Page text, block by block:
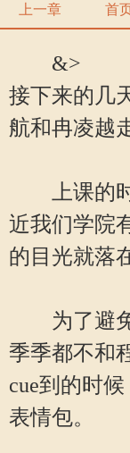
上一章 首
&>
接下来的几
航和冉凌越
上课的时
近我们学院
的目光就落
为了避免
季季都不和
cue到的时
表情包。